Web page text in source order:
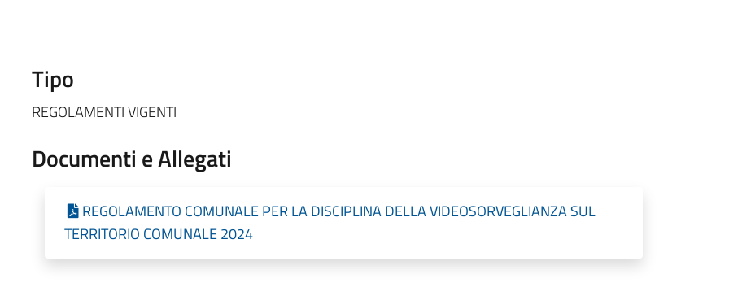
Tipo
REGOLAMENTI VIGENTI
Documenti e Allegati
REGOLAMENTO COMUNALE PER LA DISCIPLINA DELLA VIDEOSORVEGLIANZA SUL
TERRITORIO COMUNALE 2024